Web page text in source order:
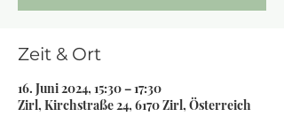
Zeit & Ort
16. Juni 2024, 15:30 – 17:30
Zirl, Kirchstraße 24, 6170 Zirl, Österreich